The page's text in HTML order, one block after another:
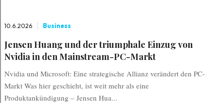
10.6.2026 Business
Jensen Huang und der triumphale Einzug von
Nvidia in den Mainstream-PC-Markt
Nvidia und Microsoft: Eine strategische Allianz verändert den PC-
Markt Was hier geschieht, ist weit mehr als eine
Produktankündigung – Jensen Hua...